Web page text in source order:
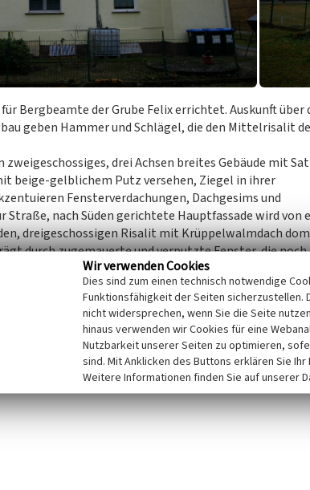
Bergbeamte der Grube Felix errichtet. Auskunft über
geben Hammer und Schlägel, die den Mittelrisalit
zweigeschossiges, drei Achsen breites Gebäude mit
beige-gelblichem Putz versehen, Ziegel in ihrer
Fensterverdachungen, Dachgesims und
Straße, nach Süden gerichtete Hauptfassade wird von
dreigeschossigen Risalit mit Krüppelwalmdach
durch zugemauerte und verputzte Fenster, die
Zwei bzw. eine Fensterachse im Spitzgiebel
das Dach durch eine Gaube belebt. Der Eingang zum
Seite gestaffelt: Ein Mittelrisalit nimmt das
er von zwei ebenfalls vor die Fassade gelegten
reichen und deutlich unter dem Mittelrisalit enden.
ergänzt die Ostseite.
Wir verwenden Cookies
Dies sind zum einen technisch notwendige
Funktionsfähigkeit der Seiten sicherzustellen.
nicht widersprechen, wenn Sie die Seite
hinaus verwenden wir Cookies für eine
Nutzbarkeit unserer Seiten zu optimieren,
sind. Mit Anklicken des Buttons erklären Sie Ihr
Weitere Informationen finden Sie auf unserer